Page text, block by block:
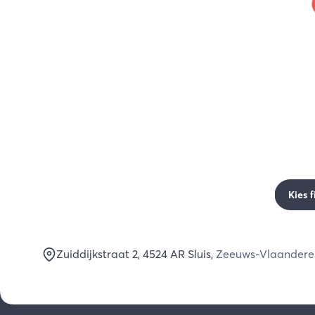
Kies
Zuiddijkstraat 2, 4524 AR Sluis, Zeeuws-